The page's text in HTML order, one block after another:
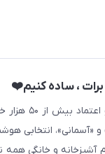
برات ، ساده کنیم❤️
با
انتخابی
آشپزخانه و خانگی